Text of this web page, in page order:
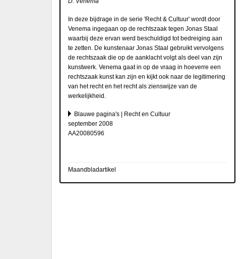
In deze bijdrage in de serie 'Recht & Cultuur' wordt door
Venema ingegaan op de rechtszaak tegen Jonas Staal
waarbij deze ervan werd beschuldigd tot bedreiging aan
te zetten. De kunstenaar Jonas Staal gebruikt vervolgens
de rechtszaak die op de aanklacht volgt als deel van zijn
kunstwerk. Venema gaat in op de vraag in hoeverre een
rechtszaak kunst kan zijn en kijkt ook naar de legitimering
van het recht en het recht als zienswijze van de
werkelijkheid.
Blauwe pagina's | Recht en Cultuur
september 2008
AA20080596
Maandbladartikel